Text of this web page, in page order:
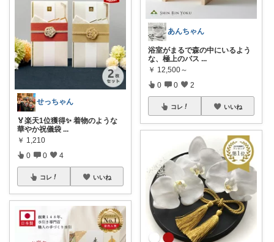
せっちゃん
🏅楽天1位獲得✨ 着物のような
華やか祝儀袋 ...
￥ 1,210
0 0 4
コレ いいね
あんちゃん
浴室がまるで森の中にいるよう
な、極上のバス ...
￥ 12,500～
0 0 2
コレ いいね